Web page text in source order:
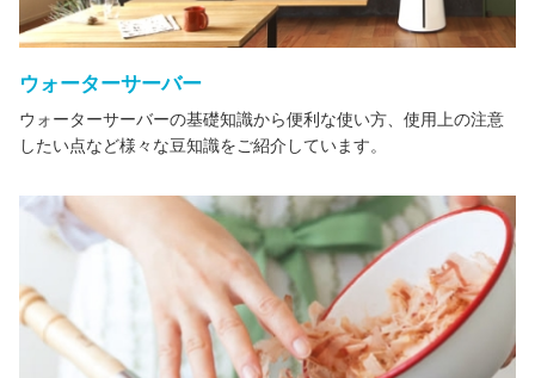
ウォーターサーバー
ウォーターサーバーの基礎知識から便利な使い方、使用上の注意
したい点など様々な豆知識をご紹介しています。